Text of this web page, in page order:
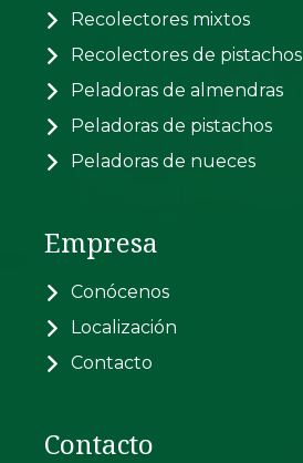
Recolectores mixtos
Recolectores de pistachos
Peladoras de almendras
Peladoras de pistachos
Peladoras de nueces
Empresa
Conócenos
Localización
Contacto
Contacto